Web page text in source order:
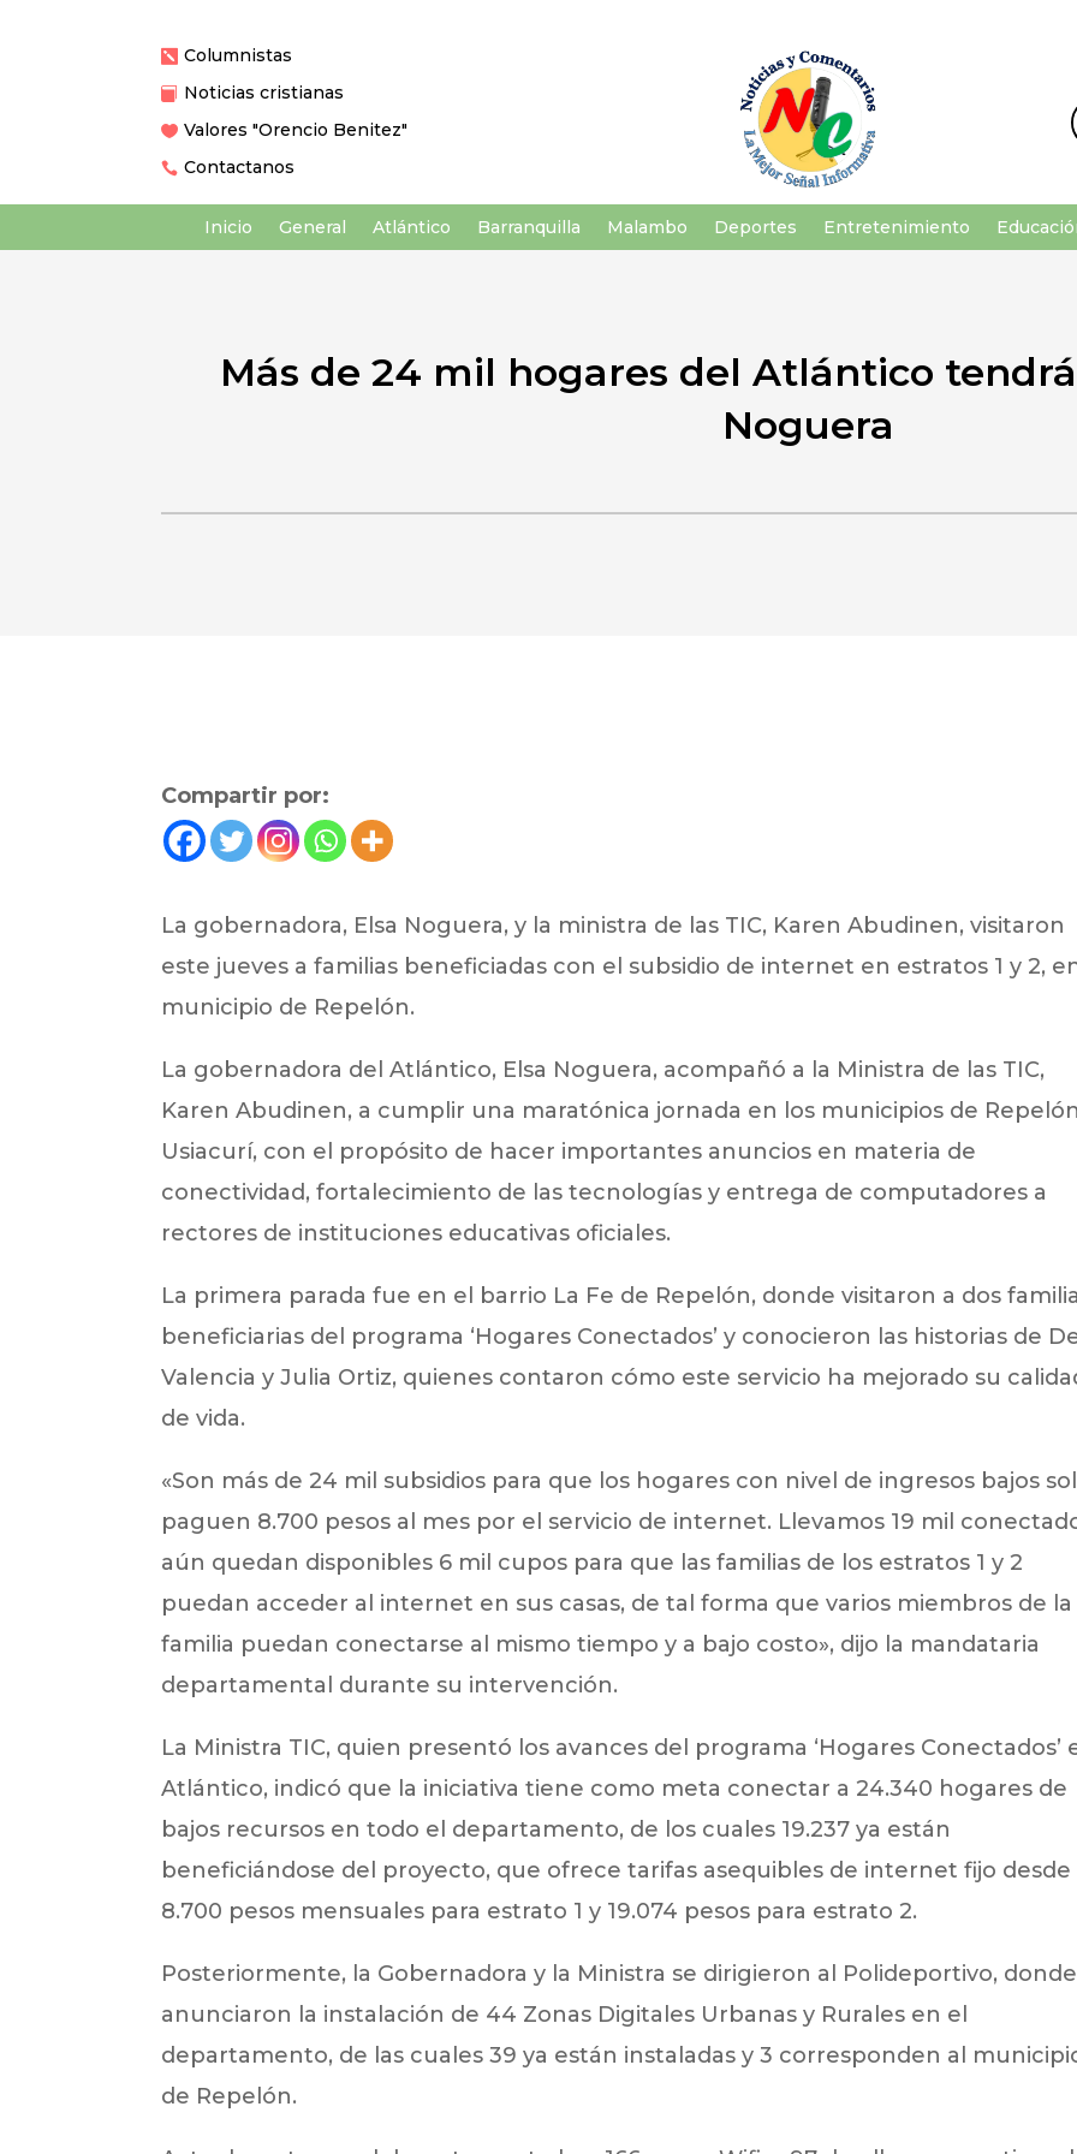
 Columnistas
 Noticias cristianas
 Valores "Orencio Benitez"
 Contactanos
Inicio General Atlántico Barranquilla Malambo Deportes Entretenimiento
Más de 24 mil hogares del Atlántico
Noguera
Compartir por:
La gobernadora, Elsa Noguera, y la ministra de las TIC, Karen Abudinen, visitaron
este jueves a familias beneficiadas con el subsidio de internet en estratos 1 y 2,
municipio de Repelón.
La gobernadora del Atlántico, Elsa Noguera, acompañó a la Ministra de las TIC,
Karen Abudinen, a cumplir una maratónica jornada en los municipios de
Usiacurí, con el propósito de hacer importantes anuncios en materia de
conectividad, fortalecimiento de las tecnologías y entrega de computadores a
rectores de instituciones educativas oficiales.
La primera parada fue en el barrio La Fe de Repelón, donde visitaron a dos
beneficiarias del programa ‘Hogares Conectados’ y conocieron las historias de
Valencia y Julia Ortiz, quienes contaron cómo este servicio ha mejorado su
de vida.
«Son más de 24 mil subsidios para que los hogares con nivel de ingresos bajos
paguen 8.700 pesos al mes por el servicio de internet. Llevamos 19 mil
aún quedan disponibles 6 mil cupos para que las familias de los estratos 1 y 2
puedan acceder al internet en sus casas, de tal forma que varios miembros de la
familia puedan conectarse al mismo tiempo y a bajo costo», dijo la mandataria
departamental durante su intervención.
La Ministra TIC, quien presentó los avances del programa ‘Hogares Conectados’
Atlántico, indicó que la iniciativa tiene como meta conectar a 24.340 hogares de
bajos recursos en todo el departamento, de los cuales 19.237 ya están
beneficiándose del proyecto, que ofrece tarifas asequibles de internet fijo desde
8.700 pesos mensuales para estrato 1 y 19.074 pesos para estrato 2.
Posteriormente, la Gobernadora y la Ministra se dirigieron al Polideportivo, donde
anunciaron la instalación de 44 Zonas Digitales Urbanas y Rurales en el
departamento, de las cuales 39 ya están instaladas y 3 corresponden al
de Repelón.